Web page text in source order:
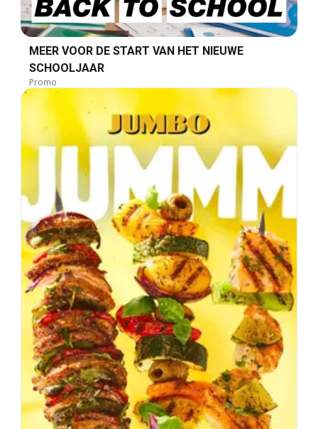
MEER VOOR DE START VAN HET NIEUWE
SCHOOLJAAR
Promo